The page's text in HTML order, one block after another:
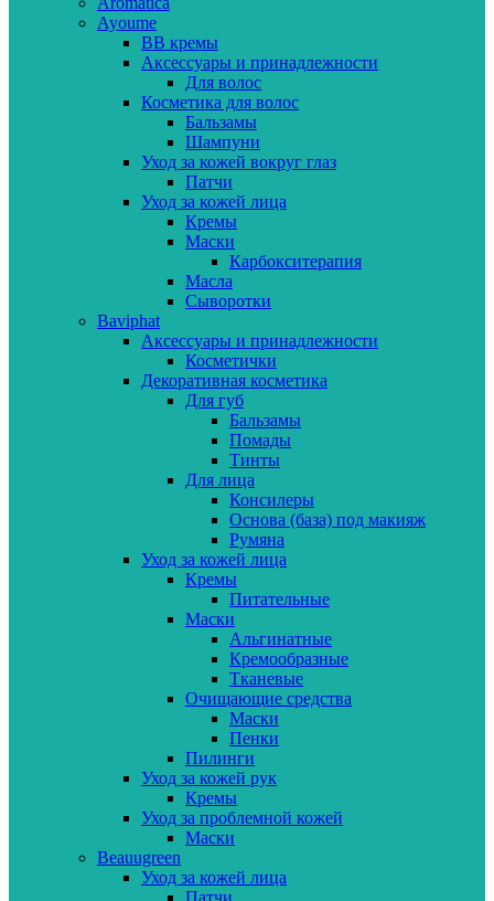
Ayoume
BB кремы
Аксессуары и принадлежности
Для волос
Косметика для волос
Бальзамы
Шампуни
Уход за кожей вокруг глаз
Патчи
Уход за кожей лица
Кремы
Маски
Карбокситерапия
Масла
Сыворотки
Baviphat
Аксессуары и принадлежности
Косметички
Декоративная косметика
Для губ
Бальзамы
Помады
Тинты
Для лица
Консилеры
Основа (база) под макияж
Румяна
Уход за кожей лица
Кремы
Питательные
Маски
Альгинатные
Кремообразные
Тканевые
Очищающие средства
Маски
Пенки
Пилинги
Уход за кожей рук
Кремы
Уход за проблемной кожей
Маски
Beauugreen
Уход за кожей лица
Патчи